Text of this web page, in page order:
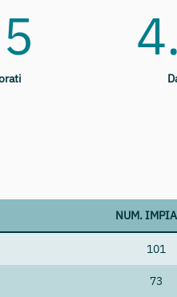
NUM.
101
73